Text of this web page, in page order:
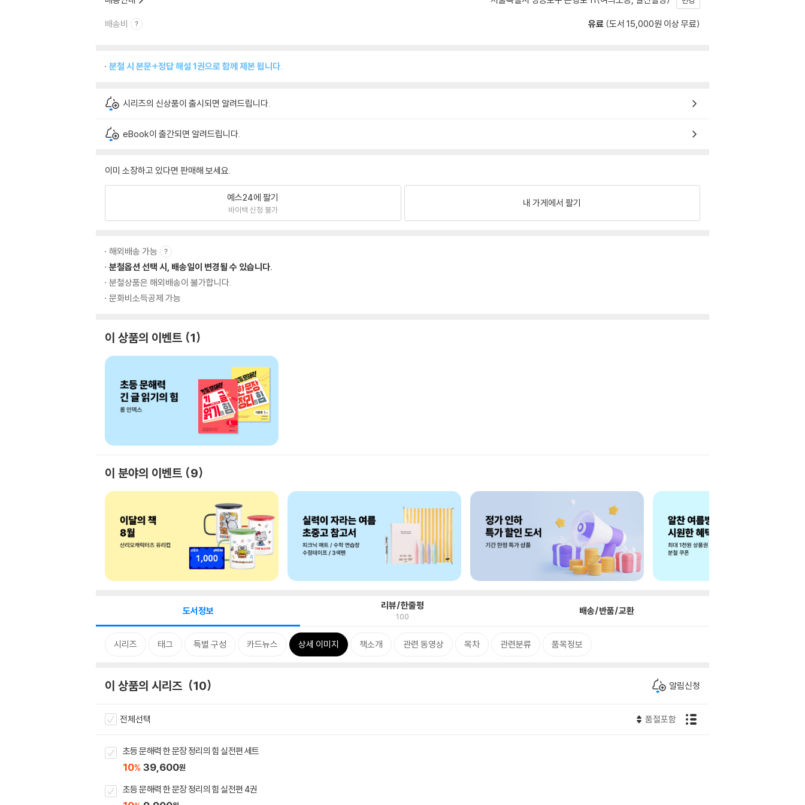
배송비 유료 (도서 15,000원 이상 무료)
분철 시 본문+정답 해설 1권으로 함께 제본 됩니다.
시리즈의 신상품이 출시되면 알려드립니다.
eBook이 출간되면 알려드립니다.
이미 소장하고 있다면 판매해 보세요.
예스24에 팔기
바이백 신청 불가
내 가게에서 팔기
해외배송 가능
분철옵션 선택 시, 배송일이 변경될 수 있습니다.
분철상품은 해외배송이 불가합니다.
문화비소득공제 가능
이 상품의 이벤트 1
이 분야의 이벤트 9
도서정보 리뷰/한줄평
100 배송/반품/교환
시리즈 태그 특별 구성 카드뉴스 상세 이미지 책소개 관련 동영상 목차 관련분류 품목정보
이 상품의 시리즈 10 알림신청
전체선택 품절포함
초등 문해력 한 문장 정리의 힘 실전편 세트
10% 39,600원
초등 문해력 한 문장 정리의 힘 실전편 4권